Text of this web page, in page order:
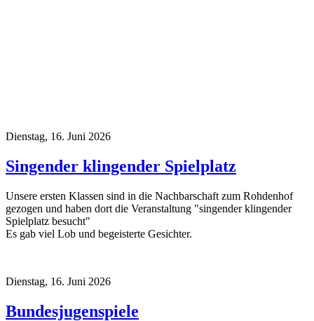
Dienstag, 16. Juni 2026
Singender klingender Spielplatz
Unsere ersten Klassen sind in die Nachbarschaft zum Rohdenhof
gezogen und haben dort die Veranstaltung "singender klingender
Spielplatz besucht"
Es gab viel Lob und begeisterte Gesichter.
Dienstag, 16. Juni 2026
Bundesjugenspiele